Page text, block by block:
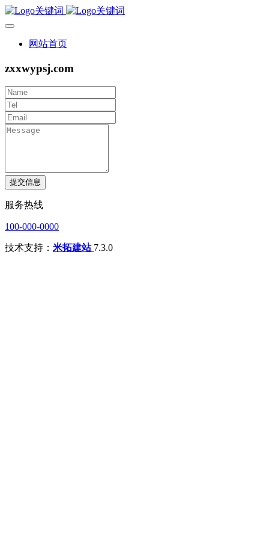
网站首页
zxxwypsj.com
提交信息
服务热线
100-000-0000
技术支持： 米拓建站 7.3.0